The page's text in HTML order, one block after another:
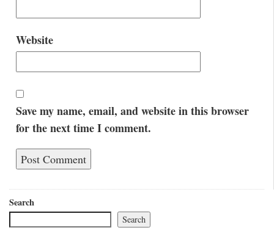
Website
Save my name, email, and website in this browser
for the next time I comment.
Search
Search